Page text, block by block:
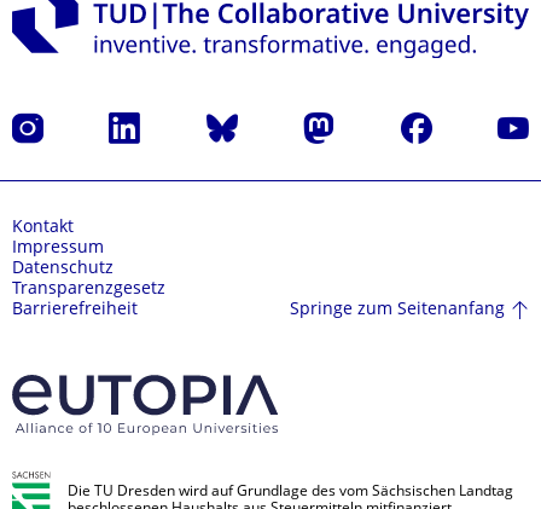
Instagram LinkedIn Bluesky Mastodon Facebook
Kontakt
Impressum
Datenschutz
Transparenzgesetz
Barrierefreiheit
Springe zum Seitenanfang
Die TU Dresden wird auf Grundlage des vom Sächsischen Landtag